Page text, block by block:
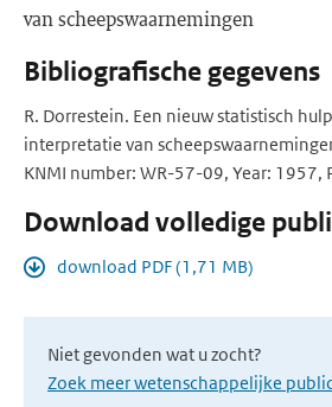
van scheepswaarnemingen
Bibliografische gegevens
R. Dorrestein. Een nieuw statistisch
interpretatie van
KNMI number: WR-57-09, Year: 1957,
Download volledige
download PDF (1,71 MB)
Niet gevonden wat u zocht?
Zoek meer wetenschappelijke